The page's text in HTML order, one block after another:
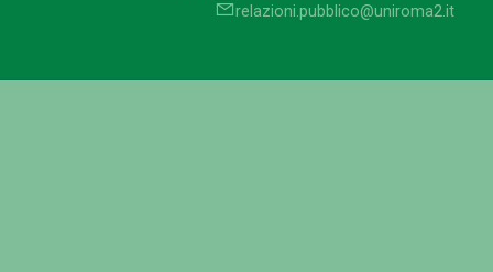
relazioni.pubblico@uniroma2.it